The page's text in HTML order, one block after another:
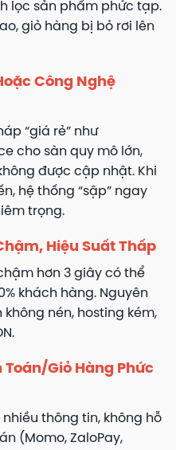
lọc sản phẩm phức tạp.
giỏ hàng bị bỏ rơi lên
Công Nghệ
“giá rẻ” như
cho sàn quy mô lớn,
được cập nhật. Khi
hệ thống “sập” ngay
trọng.
Hiệu Suất Thấp
hơn 3 giây có thể
khách hàng. Nguyên
nén, hosting kém,
Toán/Giỏ Hàng Phức
thông tin, không hỗ
(Momo, ZaloPay,